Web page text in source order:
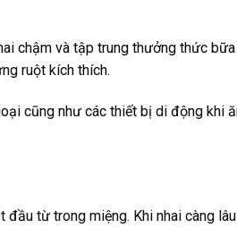
chậm và tập trung thưởng thức
ruột kích thích.
cũng như các thiết bị di động khi
đầu từ trong miệng. Khi nhai càng